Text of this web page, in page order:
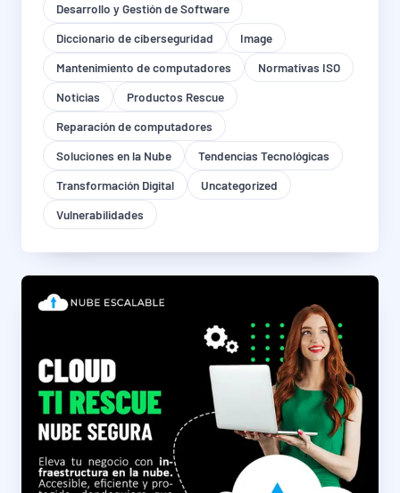
Desarrollo y Gestión de Software
Diccionario de ciberseguridad
Image
Mantenimiento de computadores
Normativas ISO
Noticias
Productos Rescue
Reparación de computadores
Soluciones en la Nube
Tendencias Tecnológicas
Transformación Digital
Uncategorized
Vulnerabilidades